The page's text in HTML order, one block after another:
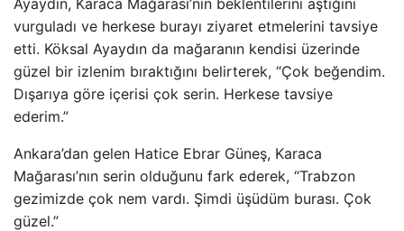
Ayaydın, Karaca Mağarası’nın beklentilerini aştığını
vurguladı ve herkese burayı ziyaret etmelerini tavsiye
etti. Köksal Ayaydın da mağaranın kendisi üzerinde
güzel bir izlenim bıraktığını belirterek, “Çok beğendim.
Dışarıya göre içerisi çok serin. Herkese tavsiye
ederim.”
Ankara’dan gelen Hatice Ebrar Güneş, Karaca
Mağarası’nın serin olduğunu fark ederek, “Trabzon
gezimizde çok nem vardı. Şimdi üşüdüm burası. Çok
güzel.”